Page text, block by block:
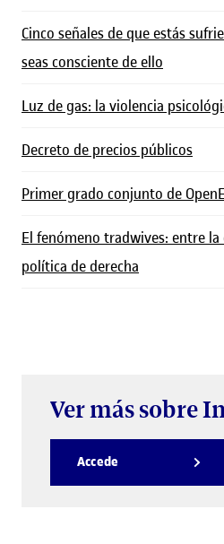
Cinco señales de que estás
seas consciente de ello
Luz de gas: la violencia
Decreto de precios públicos
Primer grado conjunto de
El fenómeno tradwives: entre la
política de derecha
Ver más sobre
Accede